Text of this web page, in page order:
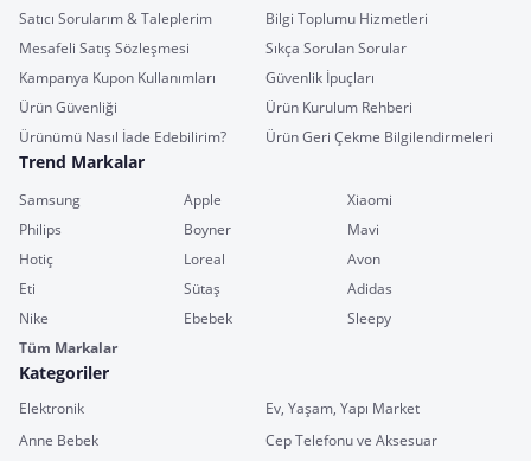
Satıcı Sorularım & Taleplerim
Bilgi Toplumu Hizmetleri
Mesafeli Satış Sözleşmesi
Sıkça Sorulan Sorular
Kampanya Kupon Kullanımları
Güvenlik İpuçları
Ürün Güvenliği
Ürün Kurulum Rehberi
Ürünümü Nasıl İade Edebilirim?
Ürün Geri Çekme Bilgilendirmeleri
Trend Markalar
Samsung Apple
Xiaomi
Philips
Boyner
Mavi
Hotiç
Loreal
Avon
Eti
Sütaş
Adidas
Nike
Ebebek
Sleepy
Tüm Markalar
Kategoriler
Elektronik
Ev, Yaşam, Yapı Market
Anne Bebek
Cep Telefonu ve Aksesuar